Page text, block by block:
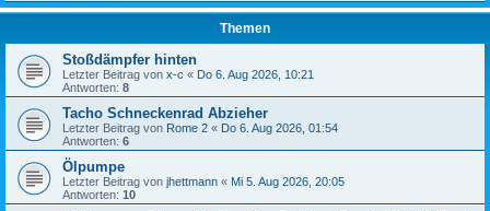
Themen
Stoßdämpfer hinten
Letzter Beitrag von x-c « Do 6. Aug 2026, 10:21
Antworten: 8
Tacho Schneckenrad Abzieher
Letzter Beitrag von Rome 2 « Do 6. Aug 2026, 01:54
Antworten: 6
Ölpumpe
Letzter Beitrag von jhettmann « Mi 5. Aug 2026, 20:05
Antworten: 10